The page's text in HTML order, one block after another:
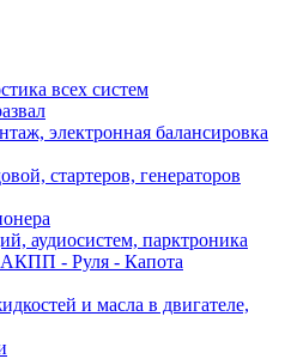
всех систем
электронная балансировка
стартеров, генераторов
аудиосистем, парктроника
- Руля - Капота
и масла в двигателе,